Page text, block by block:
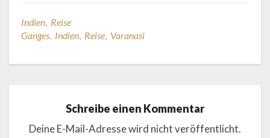
e
b
o
o
itt
er
at
s
A
p
Indien, Reise
Ganges, Indien, Reise, Varanasi
Schreibe einen Kommentar
Deine E-Mail-Adresse wird nicht veröffentlicht.